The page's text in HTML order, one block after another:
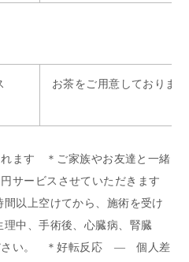
お茶をご用意しております
れます ＊ご家族やお友達と一緒
サービスさせていただきます
間以上空けてから、施術を受け
中、手術後、心臓病、腎臓
さい。 ＊好転反応 — 個人差